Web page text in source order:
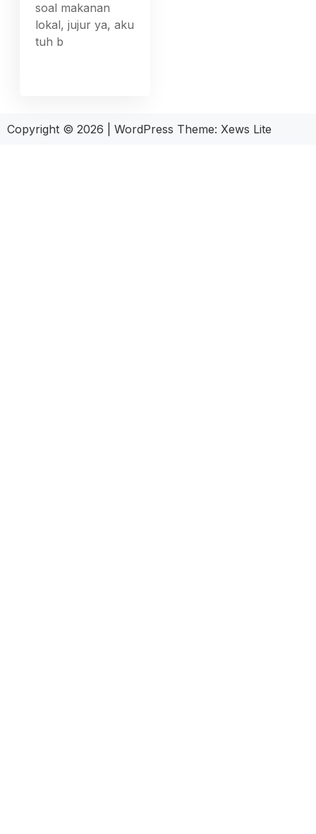
soal makanan
lokal, jujur ya, aku
tuh b
Copyright © 2026 WordPress Theme: Xews Lite